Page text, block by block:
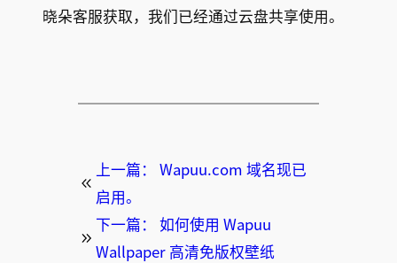
晓朵客服获取，我们已经通过云盘共享使用。
上一篇：
Wapuu.com 域名现已
启用。
下一篇：
如何使用 Wapuu
Wallpaper 高清免版权壁纸